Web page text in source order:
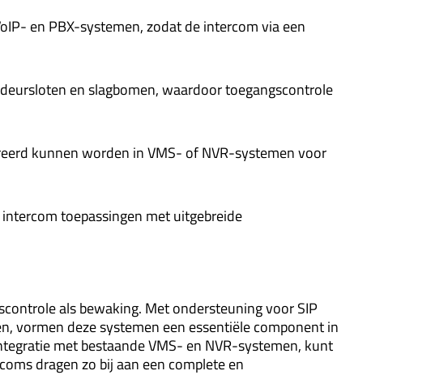
en PBX-systemen, zodat de intercom via een
en slagbomen, waardoor toegangscontrole
kunnen worden in VMS- of NVR-systemen voor
toepassingen met uitgebreide
als bewaking. Met ondersteuning voor SIP
vormen deze systemen een essentiële component in
met bestaande VMS- en NVR-systemen, kunt
dragen zo bij aan een complete en